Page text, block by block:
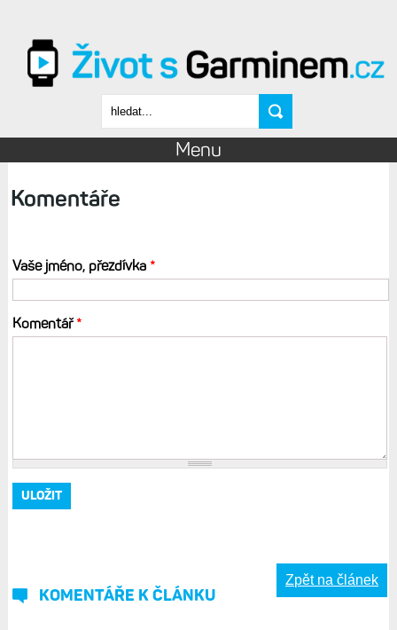
Vyhledávání
Menu
Komentáře
Vaše jméno, přezdívka *
Komentář*
KOMENTÁŘE K ČLÁNKU
Zpět na článek